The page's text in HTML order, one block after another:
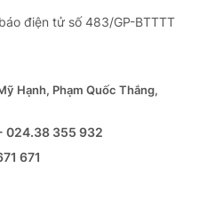
điện tử số 483/GP-BTTTT
Hạnh, Phạm Quốc Thắng,
024.38 355 932
671